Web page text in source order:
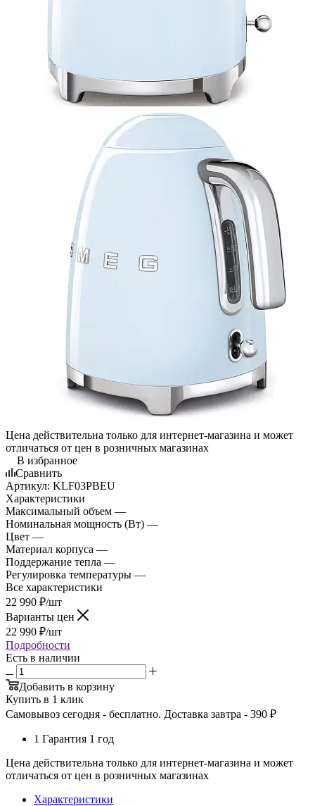
Цена действительна только для интернет-магазина и может
отличаться от цен в розничных магазинах
В избранное
Сравнить
Артикул: KLF03PBEU
Характеристики
Максимальный объем —
Номинальная мощность (Вт) —
Цвет —
Материал корпуса —
Поддержание тепла —
Регулировка температуры —
Все характеристики
22 990 ₽/шт
Варианты цен
22 990 ₽/шт
Подробности
Есть в наличии
Добавить в корзину
Купить в 1 клик
Самовывоз сегодня - бесплатно. Доставка завтра - 390 ₽
1 Гарантия 1 год
Цена действительна только для интернет-магазина и может
отличаться от цен в розничных магазинах
Характеристики